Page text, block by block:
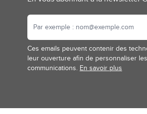
Ces emails peuvent contenir des
leur ouverture afin de personnaliser
communications. En savoir plus